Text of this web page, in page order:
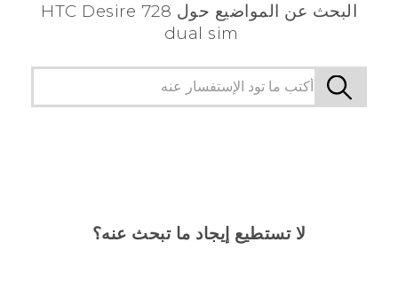
البحث عن المواضيع حول HTC Desire 728
dual sim
لا تستطيع إيجاد ما تبحث عنه؟